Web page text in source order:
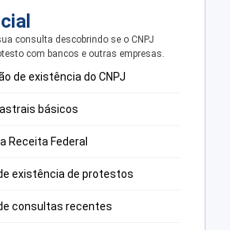
consulta descobrindo se o CNPJ
com bancos e outras empresas.
de existência do CNPJ
básicos
Receita Federal
existência de protestos
consultas recentes